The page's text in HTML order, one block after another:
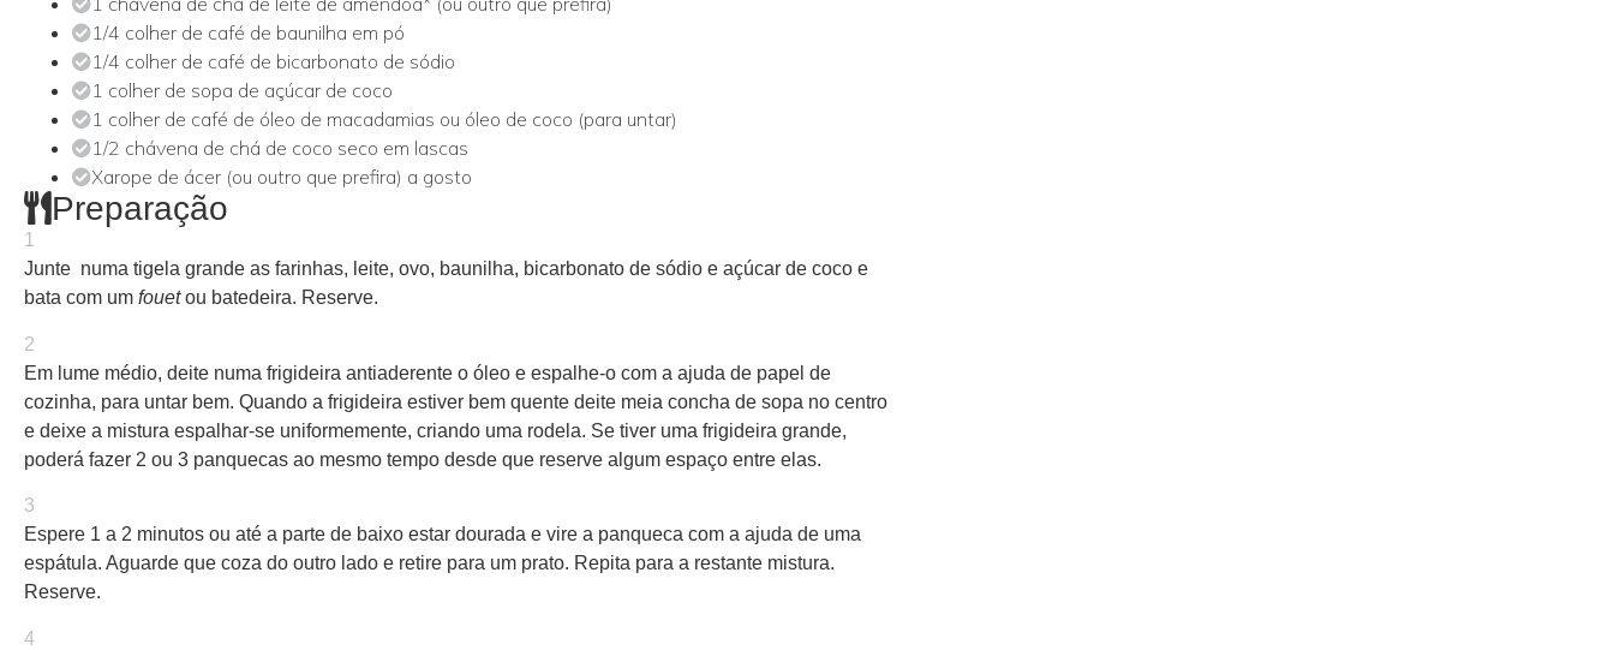
1/4 colher de café de baunilha em pó
1/4 colher de café de bicarbonato de sódio
1 colher de sopa de açúcar de coco
1 colher de café de óleo de macadamias ou óleo de coco (para untar)
1/2 chávena de chá de coco seco em lascas
Xarope de ácer (ou outro que prefira) a gosto
Preparação
1
Junte numa tigela grande as farinhas, leite, ovo, baunilha, bicarbonato de sódio e açúcar de coco e
bata com um fouetou batedeira. Reserve.
2
Em lume médio, deite numa frigideira antiaderente o óleo e espalhe-o com a ajuda de papel de
cozinha, para untar bem. Quando a frigideira estiver bem quente deite meia concha de sopa no centro
e deixe a mistura espalhar-se uniformemente, criando uma rodela. Se tiver uma frigideira grande,
poderá fazer 2 ou 3 panquecas ao mesmo tempo desde que reserve algum espaço entre elas.
3
Espere 1 a 2 minutos ou até a parte de baixo estar dourada e vire a panqueca com a ajuda de uma
espátula. Aguarde que coza do outro lado e retire para um prato. Repita para a restante mistura.
Reserve.
4